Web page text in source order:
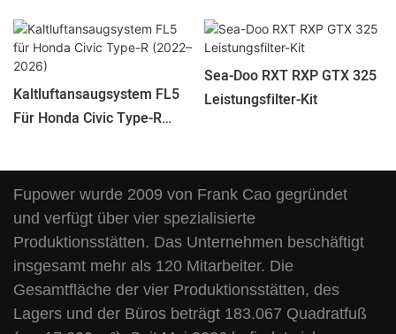
Kaltluftansaugsystem FL5
Für Honda Civic Type-R
Sea-Doo RXT RXP GTX 325
Leistungsfilter-Kit
Fupower wurde 2009 von Frank Cao gegründet
und verfügt über vier spezialisierte
Produktionsstätten. Das Unternehmen beschäftigt
insgesamt mehr als 120 Mitarbeiter. Die
Gesamtfläche der vier Produktionsstätten, des
Lagers und der Büros beträgt 183.067 Quadratfuß